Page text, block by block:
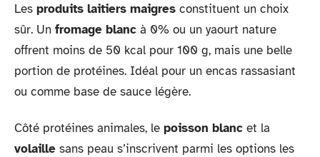
Les produits laitiers maigres constituent un choix
sûr. Un fromage blanc à 0% ou un yaourt nature
offrent moins de 50 kcal pour 100 g, mais une belle
portion de protéines. Idéal pour un encas rassasiant
ou comme base de sauce légère.
Côté protéines animales, le poisson blanc et la
volaille sans peau s’inscrivent parmi les options les